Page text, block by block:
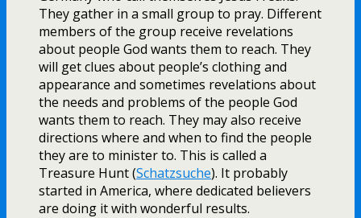
They gather in a small group to pray. Different
members of the group receive revelations
about people God wants them to reach. They
will get clues about people’s clothing and
appearance and sometimes revelations about
the needs and problems of the people God
wants them to reach. They may also receive
directions where and when to find the people
they are to minister to. This is called a
Treasure Hunt (Schatzsuche). It probably
started in America, where dedicated believers
are doing it with wonderful results.